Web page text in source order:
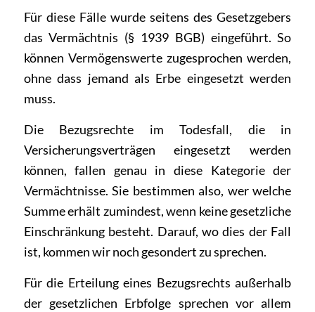
Für diese Fälle wurde seitens des Gesetzgebers
das Vermächtnis (§ 1939 BGB) eingeführt. So
können Vermögenswerte zugesprochen werden,
ohne dass jemand als Erbe eingesetzt werden
muss.
Die Bezugsrechte im Todesfall, die in
Versicherungsverträgen eingesetzt werden
können, fallen genau in diese Kategorie der
Vermächtnisse. Sie bestimmen also, wer welche
Summe erhält zumindest, wenn keine gesetzliche
Einschränkung besteht. Darauf, wo dies der Fall
ist, kommen wir noch gesondert zu sprechen.
Für die Erteilung eines Bezugsrechts außerhalb
der gesetzlichen Erbfolge sprechen vor allem